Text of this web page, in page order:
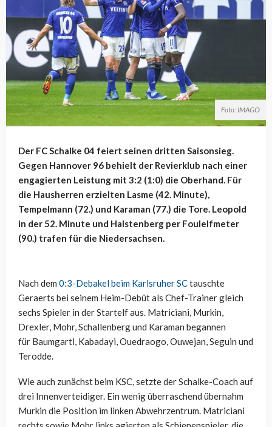
Foto: IMAGO
Der FC Schalke 04 feiert seinen dritten Saisonsieg.
Gegen Hannover 96 behielt der Revierklub nach einer
engagierten Leistung mit 3:2 (1:0) die Oberhand. Für
die Hausherren erzielten Lasme (42. Minute),
Tempelmann (72.) und Karaman (77.) die Tore. Leopold
in der 52. Minute und Halstenberg per Foulelfmeter
(90.) trafen für die Niedersachsen.
Nach dem 0:3-Debakel beim Karlsruher SCtauschte
Geraerts bei seinem Heim-Debüt als Chef-Trainer gleich
sechs Spieler in der Startelf aus. Matriciani, Murkin,
Drexler, Mohr, Schallenberg und Karaman begannen
für Baumgartl, Kabadayi, Ouedraogo, Ouwejan, Seguin und
Terodde.
Wie auch zunächst beim KSC, setzte der Schalke-Coach auf
drei Innenverteidiger. Ein wenig überraschend übernahm
Murkin die Position im linken Abwehrzentrum. Matriciani